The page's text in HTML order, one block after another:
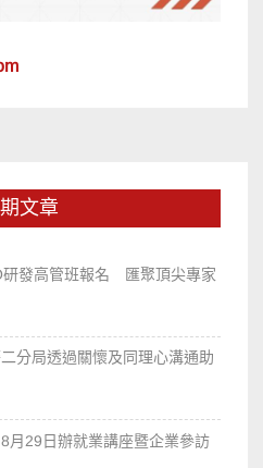
文章
研發高管班報名 匯聚頂尖專家
分局透過關懷及同理心溝通助
29日辦就業講座暨企業參訪